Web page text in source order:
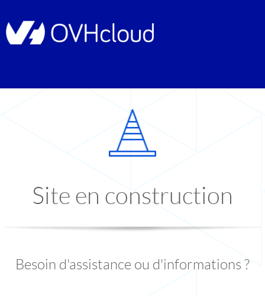
Site en construction
Besoin d'assistance ou d'informations ?